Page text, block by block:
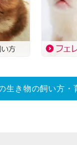
生き物の飼い方・